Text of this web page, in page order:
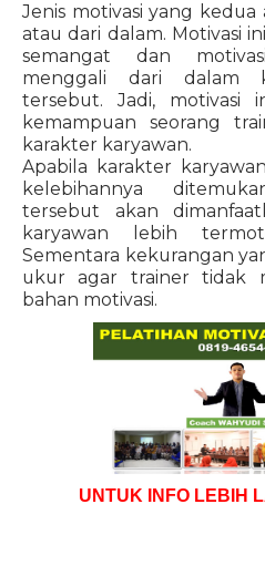
Jenis motivasi yang
atau dari dalam. Motivasi
semangat dan
menggali dari dalam
tersebut. Jadi, motivasi
kemampuan seorang
karakter karyawan.
Apabila karakter
kelebihannya
tersebut akan
karyawan lebih
Sementara kekurangan
ukur agar trainer tidak
bahan motivasi.
UNTUK INFO LEBIH